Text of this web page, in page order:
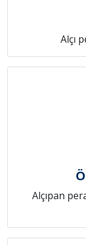
Alçı
Alçıpan